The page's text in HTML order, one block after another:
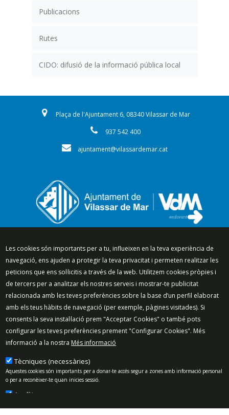
Publicacions
Rutes
CIDO: difusió de la informació pública local
Plaça de l'Ajuntament 6, 08340 Vilassar de Mar
937 542 400
ajuntament@vilassardemar.cat
Segueix-nos a:
Mapa del lloc
Política de Privacitat
Política de Xarxes Socials
Política de cookies
Protecció de dades
Avís legal
Contacte
Preguntes freqüents
© 2025 - Ajuntament de Vilassar de Mar
Les cookies són importants per a tu, influeixen en la teva experiència de
navegació, ens ajuden a protegir la teva privacitat i permeten realitzar les
peticions que ens sol·licitis a través de la web. Utilitzem cookies pròpies i
de tercers per a analitzar els nostres serveis i mostrar-te publicitat
relacionada amb les teves preferències sobre la base d’un perfil elaborat
amb els teus hàbits de navegació (per exemple, pàgines visitades). Si
consents la seva instal·lació prem "Acceptar Cookies" o també pots
configurar les teves preferències prement "Configurar Cookies". Més
informació a la nostra Més informació
Tècniques (necessàries)
Aquestes cookies són importants per a donar-te accés segur a zones amb informació personal
o per a reconèixer-te quan inicies sessió.
Analítiques